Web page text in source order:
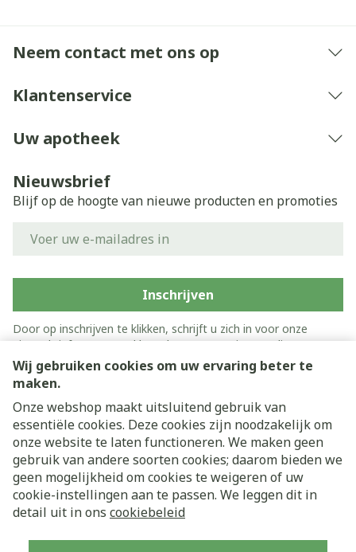
Wij gebruiken cookies om uw ervaring beter te
maken.
Onze webshop maakt uitsluitend gebruik van
essentiële cookies. Deze cookies zijn noodzakelijk om
onze website te laten functioneren. We maken geen
gebruik van andere soorten cookies; daarom bieden we
geen mogelijkheid om cookies te weigeren of uw
cookie-instellingen aan te passen. We leggen dit in
detail uit in ons cookiebeleid
Neem contact met ons op
Klantenservice
Uw apotheek
Nieuwsbrief
Blijf op de hoogte van nieuwe producten en promoties
Inschrijven
Door op inschrijven te klikken, schrijft u zich in voor onze
nieuwsbrief en gaat u akkoord met onzeprivacy policy.
Juridische links